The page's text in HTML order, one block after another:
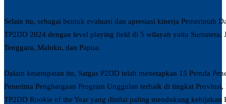
Selain itu, sebagai bentuk evaluasi dan apresiasi kinerja Pemerintah
TP2DD 2024 dengan level playing field di 5 wilayah yaitu Sumatera,
Tenggara, Maluku, dan Papua.
Dalam kesempatan itu, Satgas P2DD telah menetapkan 15 Pemda
Penerima Penghargaan Program Unggulan terbaik di tingkat
TP2DD Rookie of the Year yang dinilai paling mendukung kebijakan